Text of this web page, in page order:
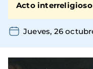
Acto interreligioso
Jueves, 26